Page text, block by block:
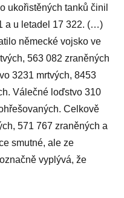
ukořistěných tanků činil
a u letadel 17 322. (…)
německé vojsko ve
563 082 zraněných
3231 mrtvých, 8453
Válečné loďstvo 310
Celkově
571 767 zraněných a
smutné, ale ze
vyplývá, že